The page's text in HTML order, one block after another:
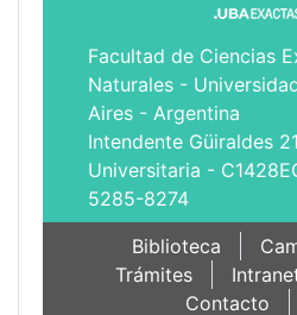
Facultad de Ciencias
Naturales -
Aires - Argentina
Intendente Güiraldes
Universitaria -
5285-8274
Biblioteca
Trámites
Contacto